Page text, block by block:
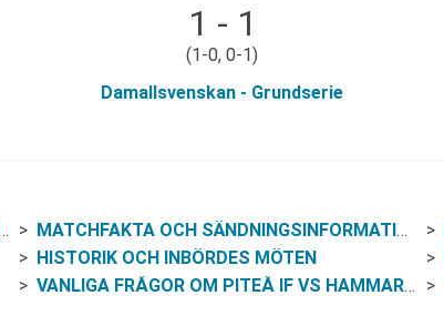
1 - 1
(1-0, 0-1)
Damallsvenskan - Grundserie
MATCHFAKTA OCH SÄNDNINGSINFORMATION
HISTORIK OCH INBÖRDES MÖTEN
VANLIGA FRÅGOR OM PITEÅ IF VS HAMMARBY